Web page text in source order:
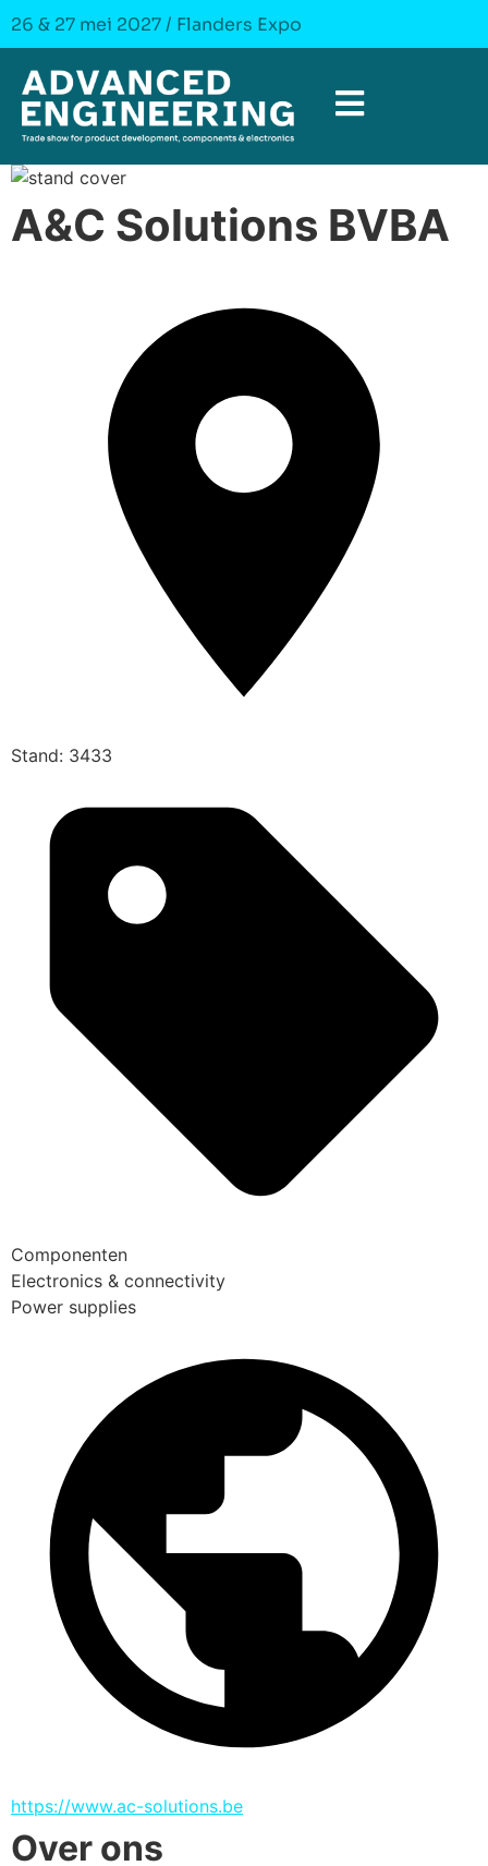
26 & 27 mei 2027 / Flanders Expo
A&C Solutions BVBA
Stand: 3433
Componenten
Electronics & connectivity
Power supplies
https://www.ac-solutions.be
Over ons